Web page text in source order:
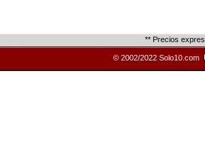
** Precios
© 2002/2022 Solo10.com